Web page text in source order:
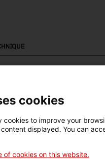
cookies
cookies to improve your
displayed. You can
of cookies on this website.